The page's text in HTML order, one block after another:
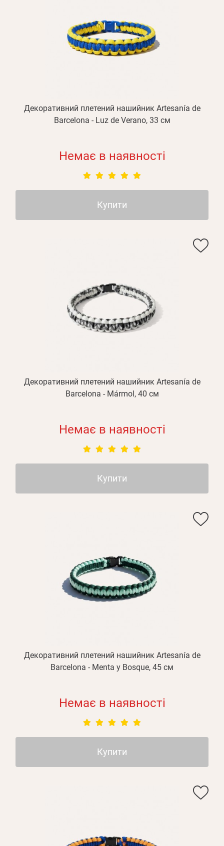
Декоративний плетений нашийник Artesanía de
Barcelona - Luz de Verano, 33 см
Немає в наявності
Купити
Декоративний плетений нашийник Artesanía de
Barcelona - Mármol, 40 см
Немає в наявності
Купити
Декоративний плетений нашийник Artesanía de
Barcelona - Menta y Bosque, 45 см
Немає в наявності
Купити